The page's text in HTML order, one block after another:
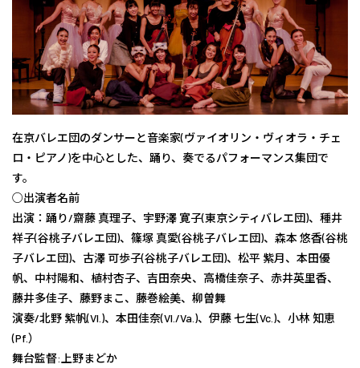
在京バレエ団のダンサーと音楽家(ヴァイオリン・ヴィオラ・チェ
ロ・ピアノ)を中心とした、踊り、奏でるパフォーマンス集団で
す。
○出演者名前
出演：踊り/齋藤 真理子、宇野澤 寛子(東京シティバレエ団)、種井
祥子(谷桃子バレエ団)、篠塚 真愛(谷桃子バレエ団)、森本 悠香(谷桃
子バレエ団)、古澤 可歩子(谷桃子バレエ団)、松平 紫月、本田優
帆、中村陽和、植村杏子、吉田奈央、高橋佳奈子、赤井英里香、
藤井多佳子、藤野まこ、藤巻絵美、柳曽舞
演奏/北野 紫帆(Vl.)、本田佳奈(Vl./Va.)、伊藤 七生(Vc.)、小林 知恵
(Pf.）
舞台監督:上野まどか